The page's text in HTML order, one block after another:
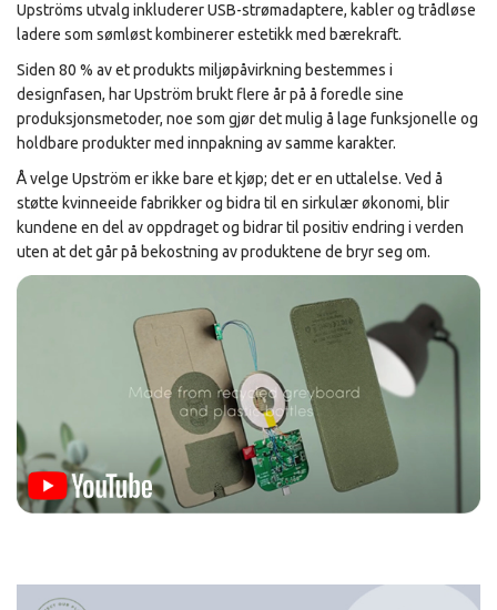
Upströms utvalg inkluderer USB-strømadaptere, kabler og trådløse
ladere som sømløst kombinerer estetikk med bærekraft.
Siden 80 % av et produkts miljøpåvirkning bestemmes i
designfasen, har Upström brukt flere år på å foredle sine
produksjonsmetoder, noe som gjør det mulig å lage funksjonelle og
holdbare produkter med innpakning av samme karakter.
Å velge Upström er ikke bare et kjøp; det er en uttalelse. Ved å
støtte kvinneeide fabrikker og bidra til en sirkulær økonomi, blir
kundene en del av oppdraget og bidrar til positiv endring i verden
uten at det går på bekostning av produktene de bryr seg om.